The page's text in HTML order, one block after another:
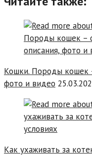
Кошки. Породы кошек
фото и видео
Как ухаживать за